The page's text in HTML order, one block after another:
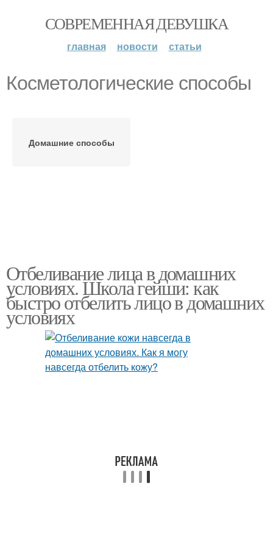
СОВРЕМЕННАЯ ДЕВУШКА
главная новости статьи
Косметологические способы
Домашние способы
Отбеливание лица в домашних
условиях. Школа гейши: как
быстро отбелить лицо в домашних
условиях